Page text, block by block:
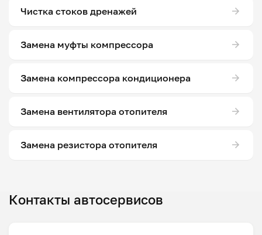
Чистка стоков дренажей
Замена муфты компрессора
Замена компрессора кондиционера
Замена вентилятора отопителя
Замена резистора отопителя
Контакты автосервисов